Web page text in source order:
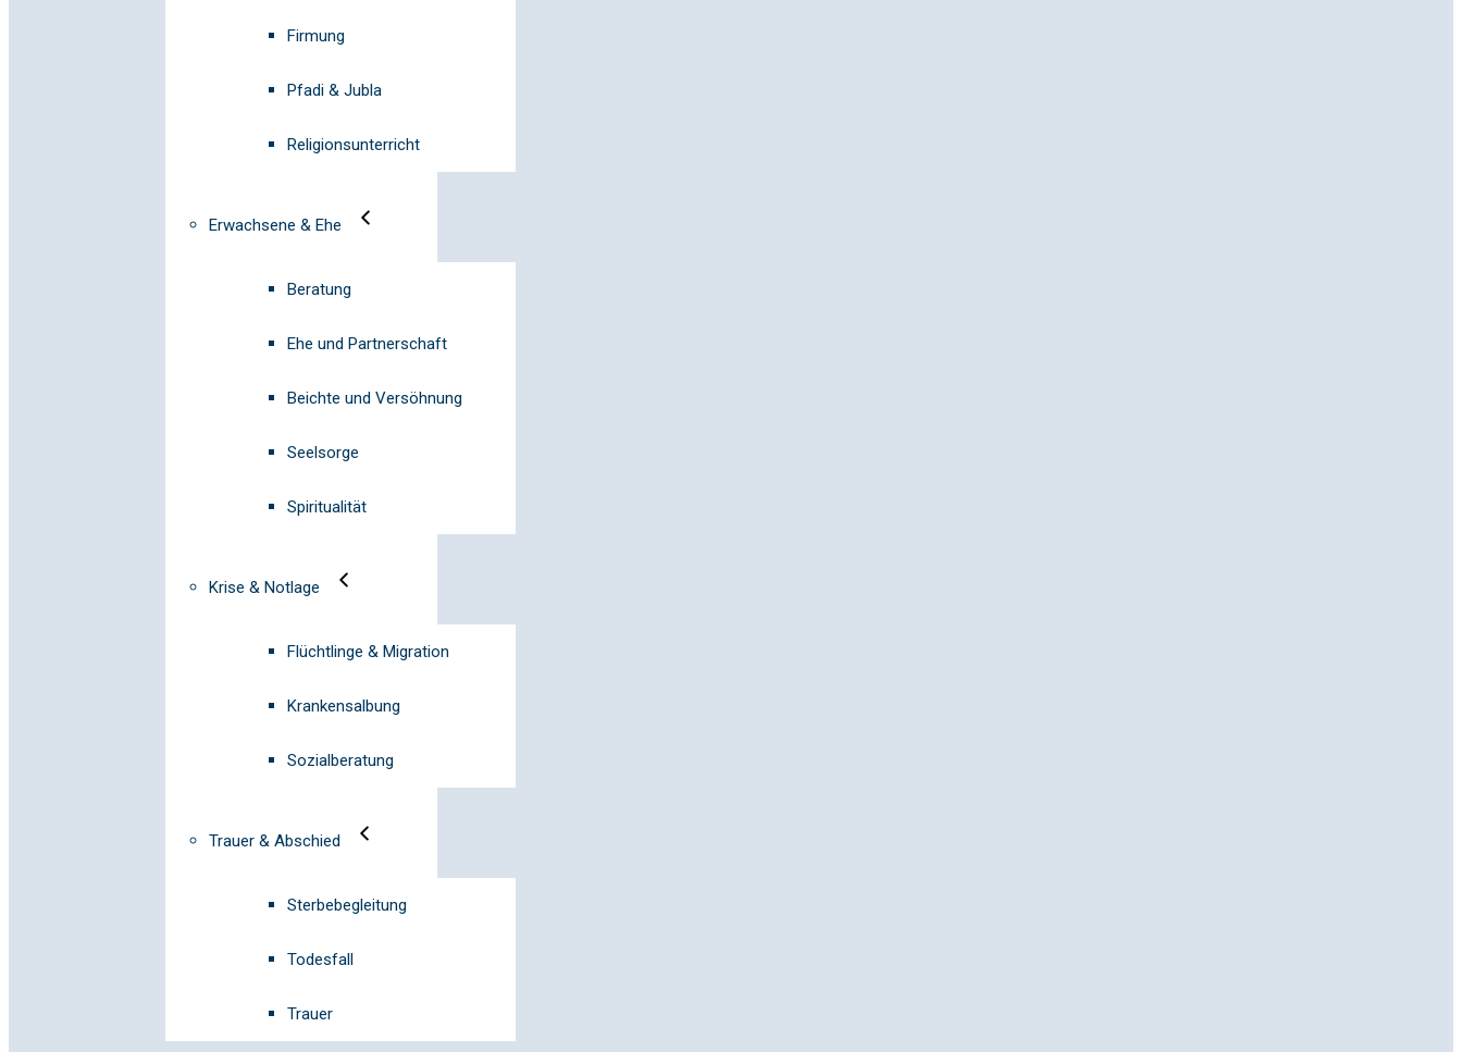
Firmung
Pfadi & Jubla
Religionsunterricht
Erwachsene & Ehe
Beratung
Ehe und Partnerschaft
Beichte und Versöhnung
Seelsorge
Spiritualität
Krise & Notlage
Flüchtlinge & Migration
Krankensalbung
Sozialberatung
Trauer & Abschied
Sterbebegleitung
Todesfall
Trauer